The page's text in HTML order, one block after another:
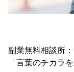
副業無料相談所
「言葉のチカラ